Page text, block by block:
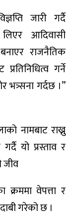
जारी गर्दै
आदिवासी
राजनैतिक
गर्ने
भत्र्सना गर्दछ ।”
नामबाट राख्नु
यो प्रस्ताव र
जीव
वेपत्ता र
गरेको छ ।